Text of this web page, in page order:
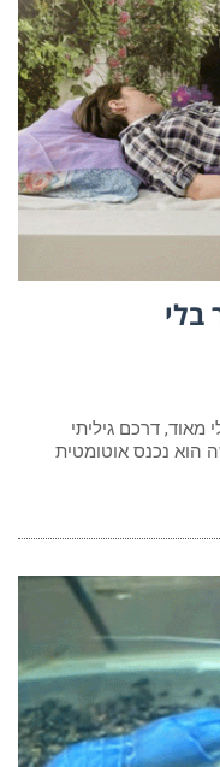
בלי
מאוד, דרכם גיליתי
נכנס אוטומטית